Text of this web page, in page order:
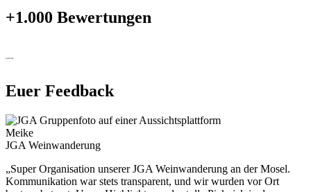
+1.000 Bewertungen
Feedback
Euer Feedback
Meike
JGA Weinwanderung
„Super Organisation unserer JGA Weinwanderung an der Mosel.
Kommunikation war stets transparent, und wir wurden vor Ort